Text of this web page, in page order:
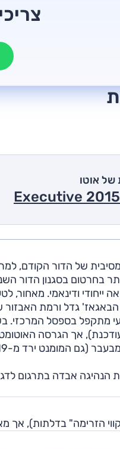
אוטו
ייחודי ודינאמי. מאחור,
הבאגאז' גדל ורמת
הנהיגה אבדה בתרגום